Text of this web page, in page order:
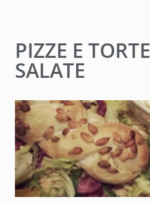
PIZZE E TORTE
SALATE